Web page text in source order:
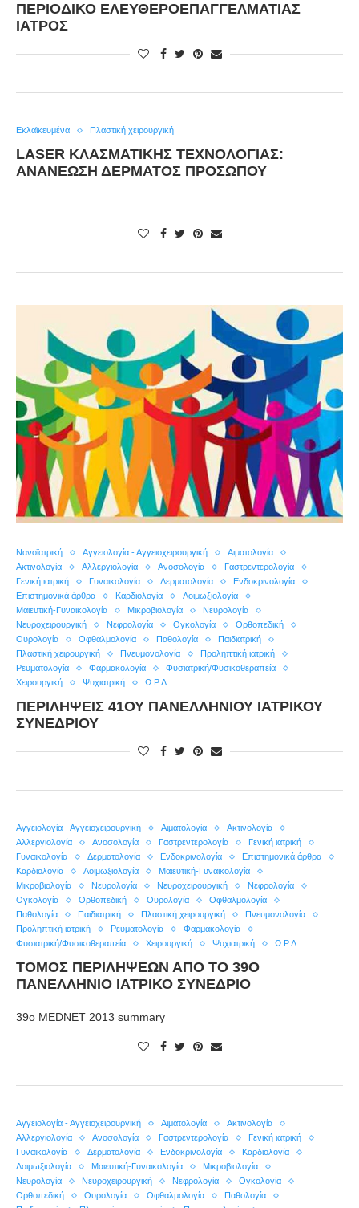
ΠΕΡΙΟΔΙΚΟ ΕΛΕΥΘΕΡΟΕΠΑΓΓΕΛΜΑΤΙΑΣ
ΙΑΤΡΟΣ
Εκλαϊκευμένα Πλαστική χειρουργική
LASER ΚΛΑΣΜΑΤΙΚΉΣ ΤΕΧΝΟΛΟΓΊΑΣ:
ΑΝΑΝΈΩΣΗ ΔΈΡΜΑΤΟΣ ΠΡΟΣΏΠΟΥ
Nανοϊατρική Αγγειολογία - Αγγειοχειρουργική
Αιματολογία
Ακτινολογία
Αλλεργιολογία Ανοσολογία
Γαστρεντερολογία
Γενική ιατρική
Γυναικολογία Δερματολογία
Ενδοκρινολογία
Επιστημονικά άρθρα
Καρδιολογία
Λοιμωξιολογία
Μαιευτική-Γυναικολογία
Μικροβιολογία
Νευρολογία
Νευροχειρουργική
Νεφρολογία Ογκολογία
Ορθοπεδική
Ουρολογία
Οφθαλμολογία Παθολογία
Παιδιατρική
Πλαστική χειρουργική
Πνευμονολογία
Προληπτική ιατρική
Ρευματολογία
Φαρμακολογία
Φυσιατρική/Φυσικοθεραπεία
Χειρουργική
Ψυχιατρική Ω.Ρ.Λ
ΠΕΡΙΛΉΨΕΙΣ 41ΟΥ ΠΑΝΕΛΛΉΝΙΟΥ ΙΑΤΡΙΚΟΎ
ΣΥΝΕΔΡΊΟΥ
Αγγειολογία - Αγγειοχειρουργική Αιματολογία
Ακτινολογία
Αλλεργιολογία
Ανοσολογία Γαστρεντερολογία
Γενική ιατρική
Γυναικολογία
Δερματολογία Ενδοκρινολογία
Επιστημονικά άρθρα
Καρδιολογία
Λοιμωξιολογία
Μαιευτική-Γυναικολογία
Μικροβιολογία
Νευρολογία Νευροχειρουργική
Νεφρολογία
Ογκολογία
Ορθοπεδική Ουρολογία
Οφθαλμολογία
Παθολογία
Παιδιατρική Πλαστική χειρουργική
Πνευμονολογία
Προληπτική ιατρική
Ρευματολογία
Φαρμακολογία
Φυσιατρική/Φυσικοθεραπεία
Χειρουργική Ψυχιατρική Ω.Ρ.Λ
ΤΌΜΟΣ ΠΕΡΙΛΉΨΕΩΝ ΑΠΌ ΤΟ 39Ο
ΠΑΝΕΛΛΉΝΙΟ ΙΑΤΡΙΚΌ ΣΥΝΈΔΡΙΟ
39o MEDNET 2013 summary
Αγγειολογία - Αγγειοχειρουργική Αιματολογία
Ακτινολογία
Αλλεργιολογία
Ανοσολογία Γαστρεντερολογία
Γενική ιατρική
Γυναικολογία
Δερματολογία Ενδοκρινολογία
Καρδιολογία
Λοιμωξιολογία
Μαιευτική-Γυναικολογία
Μικροβιολογία
Νευρολογία
Νευροχειρουργική Νεφρολογία
Ογκολογία
Ορθοπεδική
Ουρολογία Οφθαλμολογία
Παθολογία